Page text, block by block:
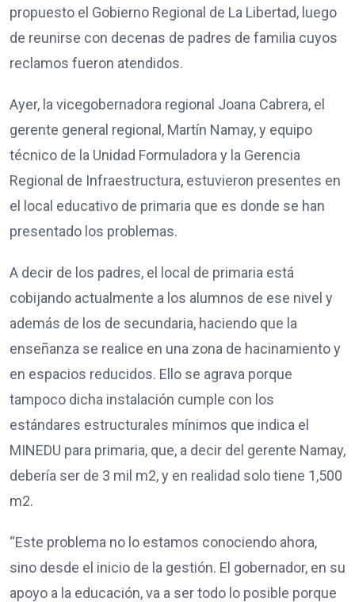
propuesto el Gobierno Regional de La Libertad, luego
de reunirse con decenas de padres de familia cuyos
reclamos fueron atendidos.
Ayer, la vicegobernadora regional Joana Cabrera, el
gerente general regional, Martín Namay, y equipo
técnico de la Unidad Formuladora y la Gerencia
Regional de Infraestructura, estuvieron presentes en
el local educativo de primaria que es donde se han
presentado los problemas.
A decir de los padres, el local de primaria está
cobijando actualmente a los alumnos de ese nivel y
además de los de secundaria, haciendo que la
enseñanza se realice en una zona de hacinamiento y
en espacios reducidos. Ello se agrava porque
tampoco dicha instalación cumple con los
estándares estructurales mínimos que indica el
MINEDU para primaria, que, a decir del gerente Namay,
debería ser de 3 mil m2, y en realidad solo tiene 1,500
m2.
“Este problema no lo estamos conociendo ahora,
sino desde el inicio de la gestión. El gobernador, en su
apoyo a la educación, va a ser todo lo posible porque